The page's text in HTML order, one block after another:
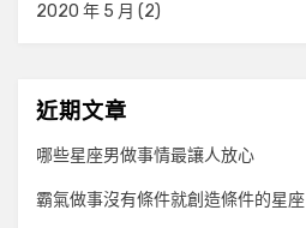
2020 年 5 月 (2)
近期文章
哪些星座男做事情最讓人放心
霸氣做事沒有條件就創造條件的星座